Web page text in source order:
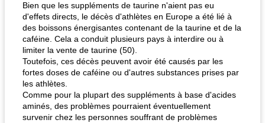
pois chiches rôtis aux épices amandes au cheddar rôti
Bien que les suppléments de taurine n'aient pas eu
d'effets directs, le décès d'athlètes en Europe a été lié à
des boissons énergisantes contenant de la taurine et de la
caféine. Cela a conduit plusieurs pays à interdire ou à
limiter la vente de taurine (50).
Toutefois, ces décès peuvent avoir été causés par les
fortes doses de caféine ou d'autres substances prises par
les athlètes.
Comme pour la plupart des suppléments à base d'acides
aminés, des problèmes pourraient éventuellement
survenir chez les personnes souffrant de problèmes